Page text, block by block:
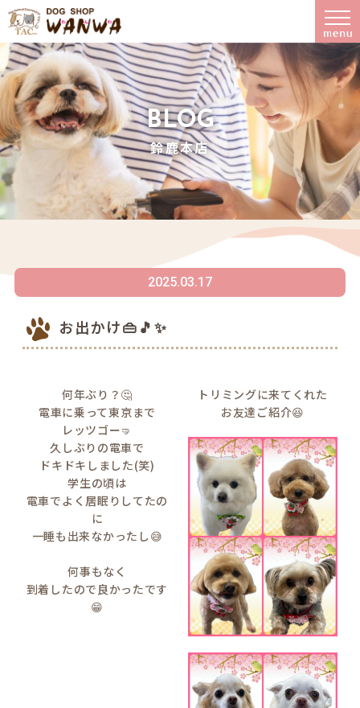
BLOG
鈴鹿本店
2025.03.17
お出かけ👜🎵✨
何年ぶり？🤔
電車に乗って東京まで
レッツゴー🤜
久しぶりの電車で
ドキドキしました(笑)
学生の頃は
電車でよく居眠りしてたの
に
一睡も出来なかったし😅
何事もなく
到着したので良かったです
😁
トリミングに来てくれた
お友達ご紹介😆